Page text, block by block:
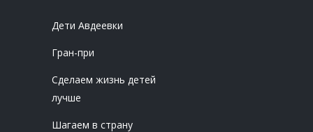
Дети Авдеевки
Гран-при
Сделаем жизнь детей
лучше
Шагаем в страну